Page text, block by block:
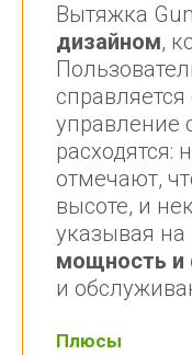
Вытяжка
дизайном,
управление
расходятся:
отмечают,
высоте, и
указывая
мощность и
и
Плюсы